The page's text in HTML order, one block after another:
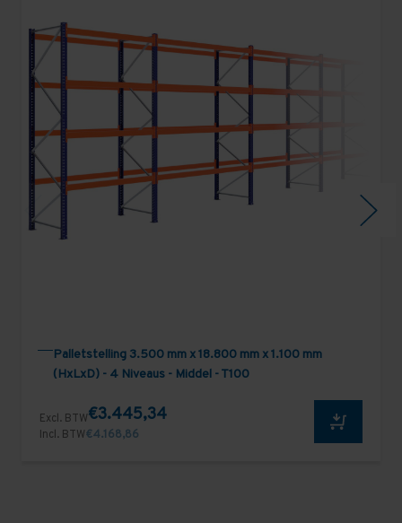
Palletstelling 3.500 mm x 18.800 mm x 1.100 mm
(HxLxD) - 4 Niveaus - Middel - T100
Excl. BTW€3.445,34
Incl. BTW€4.168,86